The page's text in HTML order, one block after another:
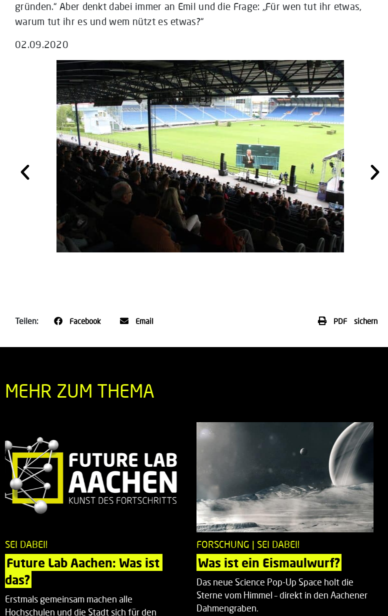
gründen.“ Aber denkt dabei immer an Emil und die Frage: „Für wen tut ihr etwas,
warum tut ihr es und wem nützt es etwas?“
02.09.2020
Teilen: Facebook Email PDF sichern
MEHR ZUM THEMA
SEI DABEI!
Future Lab Aachen: Was ist
das?
Erstmals gemeinsam machen alle
Hochschulen und die Stadt sich für den
FORSCHUNG | SEI DABEI!
Was ist ein Eismaulwurf?
Das neue Science Pop-Up Space holt die
Sterne vom Himmel – direkt in den Aachener
Dahmengraben.